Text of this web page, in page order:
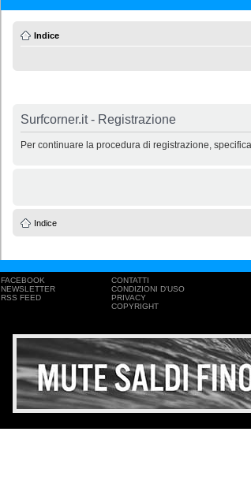
Indice
Surfcorner.it - Registrazione
Per continuare la procedura di registrazione,
Indice
FACEBOOK
NEWSLETTER
RSS FEED
CONTATTI
CONDIZIONI D'USO
PRIVACY
COPYRIGHT